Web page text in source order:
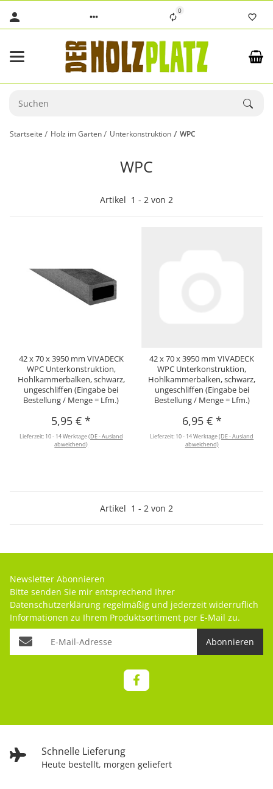
0
Startseite Holz im Garten Unterkonstruktion WPC
WPC
Artikel 1 - 2 von 2
42 x 70 x 3950 mm VIVADECK
WPC Unterkonstruktion,
Hohlkammerbalken, schwarz,
ungeschliffen (Eingabe bei
Bestellung / Menge = Lfm.)
5,95 €*
Lieferzeit: 10 - 14 Werktage(DE - Ausland
abweichend)
42 x 70 x 3950 mm VIVADECK
WPC Unterkonstruktion,
Hohlkammerbalken, schwarz,
ungeschliffen (Eingabe bei
Bestellung / Menge = Lfm.)
6,95 € *
Lieferzeit: 10 - 14 Werktage(DE - Ausland
abweichend)
Artikel 1 - 2 von 2
Schnelle Lieferung
Heute bestellt, morgen geliefert
Newsletter Abonnieren
Bitte senden Sie mir entsprechend Ihrer
Datenschutzerklärung regelmäßig und jederzeit widerruflich
Informationen zu Ihrem Produktsortiment per E-Mail zu.
Abonnieren